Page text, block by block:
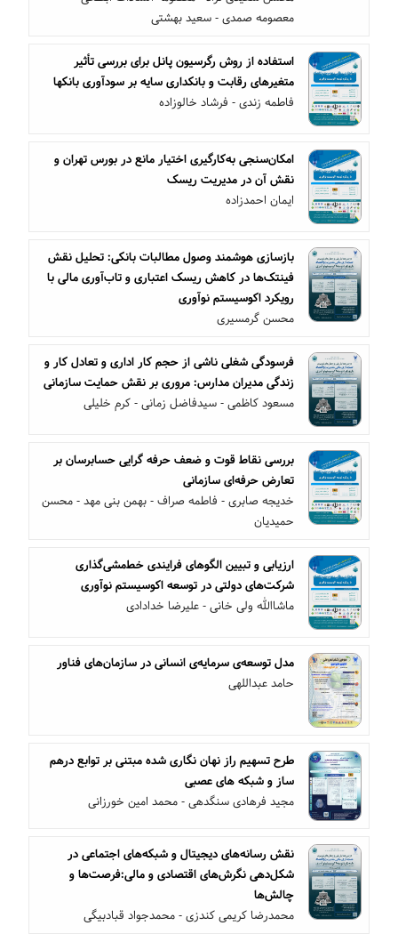
معصومه صمدی - سعید بهشتی
استفاده از روش رگرسیون پانل برای بررسی تأثیر
متغیرهای رقابت و بانکداری سایه بر سودآوری بانکها
فاطمه زندی - فرشاد خالوزاده
امکان‌سنجی به‌کارگیری اختیار مانع در بورس تهران و
نقش آن در مدیریت ریسک
ایمان احمدزاده
بازسازی هوشمند وصول مطالبات بانکی: تحلیل نقش
فینتک‌ها در کاهش ریسک اعتباری و تاب‌آوری مالی با
رویکرد اکوسیستم نوآوری
محسن گرمسیری
فرسودگی شغلی ناشی از حجم کار اداری و تعادل کار و
زندگی مدیران مدارس: مروری بر نقش حمایت سازمانی
مسعود کاظمی - سیدفاضل زمانی - کرم خلیلی
بررسی نقاط قوت و ضعف حرفه گرایی حسابرسان بر
تعارض حرفه‌ای سازمانی
خدیجه صابری - فاطمه صراف - بهمن بنی مهد - محسن
حمیدیان
ارزیابی و تبیین الگوهای فرایندی خط‌مشی‌گذاری
شرکت‌های دولتی در توسعه اکوسیستم نوآوری
ماشاالله ولی خانی - علیرضا خدادادی
مدل توسعه‌ی سرمایه‌ی انسانی در سازمان‌های فناور
حامد عبداللهی
طرح تسهیم راز نهان نگاری شده مبتنی بر توابع درهم
ساز و شبکه های عصبی
مجید فرهادی سنگدهی - محمد امین خورزانی
نقش رسانه‌های دیجیتال و شبکه‌های اجتماعی در
شکل‌دهی نگرش‌های اقتصادی و مالی:فرصت‌ها و
چالش‌ها
محمدرضا کریمی کندزی - محمدجواد قبادبیگی